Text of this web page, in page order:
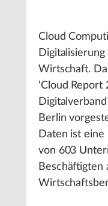
Cloud
Wirtschaft.
‘Cloud Report
Berlin
Daten ist
von 603
Beschäftigten